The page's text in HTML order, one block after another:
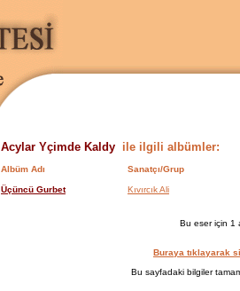
Acylar Yçimde Kaldy ile ilgili albümler:
Albüm Adı Sanatçı/Grup
Üçüncü Gurbet Kıvırcık Ali
Bu eser için 1
Buraya tıklayarak
Bu sayfadaki bilgiler